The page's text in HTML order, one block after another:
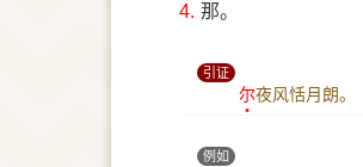
4. 那。
引证
尔夜风恬月朗。
例如